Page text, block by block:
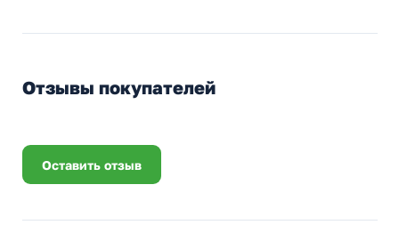
Отзывы покупателей
Оставить отзыв